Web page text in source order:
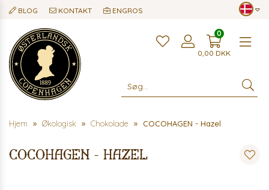
BLOG KONTAKT ENGROS
0,00 DKK
0
Hjem Økologisk Chokolade COCOHAGEN - Hazel
COCOHAGEN - Hazel